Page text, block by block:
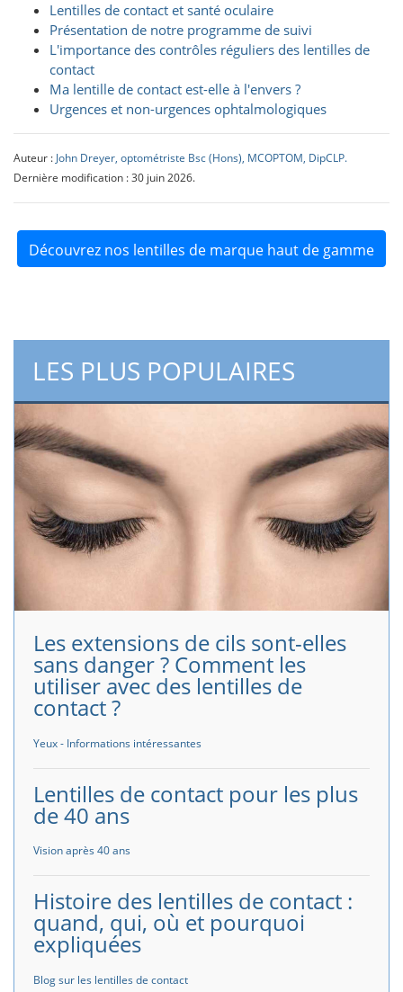
Lentilles de contact et santé oculaire
Présentation de notre programme de suivi
L'importance des contrôles réguliers des lentilles de
contact
Ma lentille de contact est-elle à l'envers ?
Urgences et non-urgences ophtalmologiques
Auteur : John Dreyer, optométriste Bsc (Hons), MCOPTOM, DipCLP.
Dernière modification : 30 juin 2026.
Découvrez nos lentilles de marque haut de gamme
LES PLUS POPULAIRES
Les extensions de cils sont-elles
sans danger ? Comment les
utiliser avec des lentilles de
contact ?
Yeux - Informations intéressantes
Lentilles de contact pour les plus
de 40 ans
Vision après 40 ans
Histoire des lentilles de contact :
quand, qui, où et pourquoi
expliquées
Blog sur les lentilles de contact